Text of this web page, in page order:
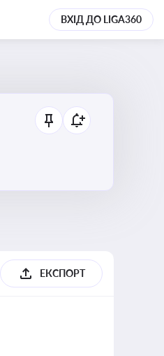
ВХІД ДО LIGA360
ЕКСПОРТ